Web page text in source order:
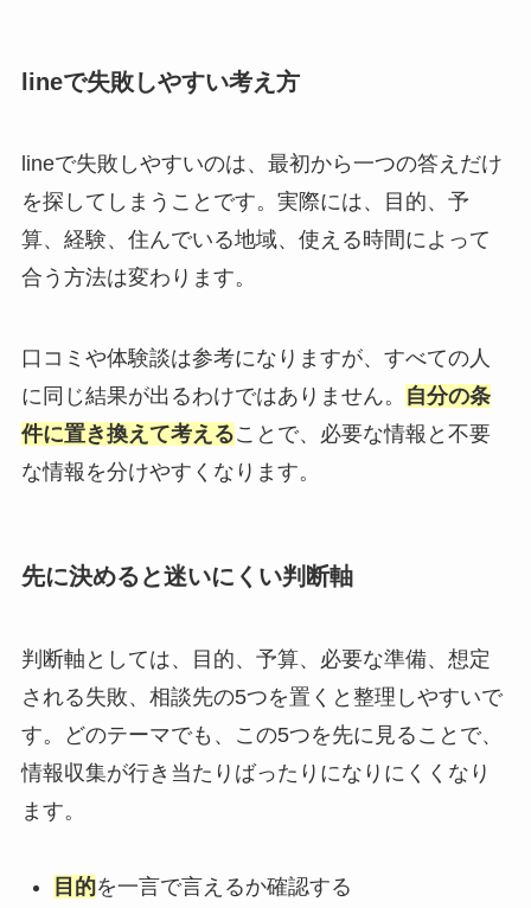
lineで失敗しやすい考え方
lineで失敗しやすいのは、最初から一つの答えだけ
を探してしまうことです。実際には、目的、予
算、経験、住んでいる地域、使える時間によって
合う方法は変わります。
口コミや体験談は参考になりますが、すべての人
に同じ結果が出るわけではありません。
自分の条
件に置き換えて考えることで、必要な情報と不要
な情報を分けやすくなります。
先に決めると迷いにくい判断軸
判断軸としては、目的、予算、必要な準備、想定
される失敗、相談先の5つを置くと整理しやすいで
す。どのテーマでも、この5つを先に見ることで、
情報収集が行き当たりばったりになりにくくなり
ます。
目的を一言で言えるか確認する